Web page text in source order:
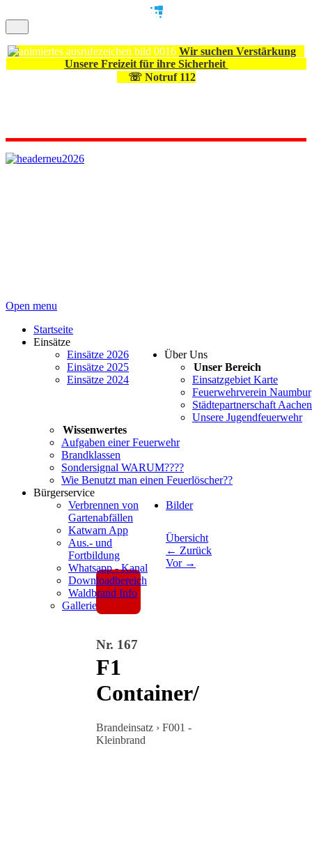
Wir suchen Verstärkung
Unsere Freizeit für ihre Sicherheit
☏ Notruf 112
Open menu
Startseite
Einsätze
Einsätze 2026
Einsätze 2025
Einsätze 2024
Über Uns
Unser Bereich
Einsatzgebiet Karte
Feuerwehrverein
Städtepartnerschaft
Unsere Jugendfeuerwehr
Wissenwertes
Aufgaben einer Feuerwehr
Brandklassen
Sondersignal WARUM????
Wie Benutzt man einen Feuerlöscher??
Bürgerservice
Verbrennen von
Gartenabfällen
Katwarn App
Aus.- und
Fortbildung
Whatsapp - Kanal
Downloadbereich
Waldbrand Info
Bilder
Gallerie
Übersicht
← Zurück
Vor →
Nr. 167
F1
Container/
Brandeinsatz › F001 -
Kleinbrand